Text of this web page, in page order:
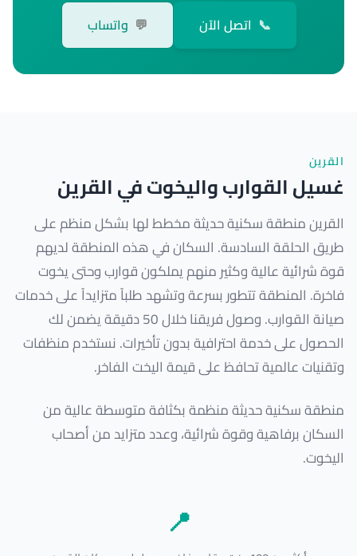
📞 اتصل الآن 💬 واتساب
القرين
غسيل القوارب واليخوت في القرين
القرين منطقة سكنية حديثة مخطط لها بشكل منظم على
طريق الحلقة السادسة. السكان في هذه المنطقة لديهم
قوة شرائية عالية وكثير منهم يملكون قوارب وحتى يخوت
فاخرة. المنطقة تتطور بسرعة وتشهد طلباً متزايداً على خدمات
صيانة القوارب. وصول فريقنا خلال 50 دقيقة يضمن لك
الحصول على خدمة احترافية بدون تأخيرات. نستخدم منظفات
وتقنيات عالمية تحافظ على قيمة اليخت الفاخر.
منطقة سكنية حديثة منظمة بكثافة متوسطة عالية من
السكان برفاهية وقوة شرائية، وعدد متزايد من أصحاب
اليخوت.
📍